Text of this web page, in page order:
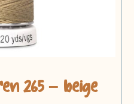
265 – beige